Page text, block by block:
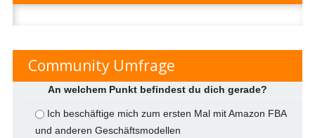
nach:
Community Umfrage
An welchem Punkt befindest du dich gerade?
Ich beschäftige mich zum ersten Mal mit Amazon FBA
und anderen Geschäftsmodellen